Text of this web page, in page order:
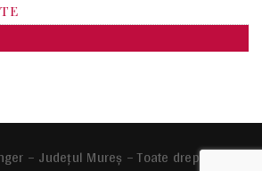
– Județul Mureș – Toate drepturile